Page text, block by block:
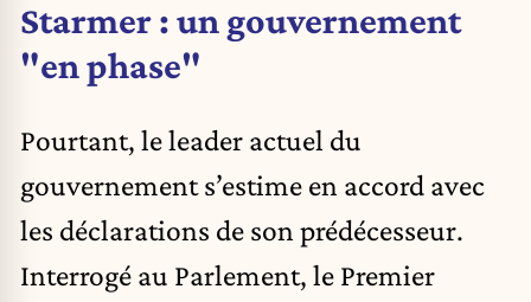
Starmer : un gouvernement
"en phase"
Pourtant, le leader actuel du
gouvernement s’estime en accord avec
les déclarations de son prédécesseur.
Interrogé au Parlement, le Premier